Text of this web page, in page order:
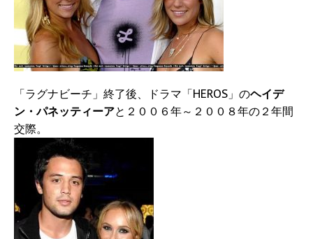
「ラグナビーチ」終了後、ドラマ「HEROS」のヘイデ
ン・パネッティーアと２００６年～２００８年の２年間
交際。